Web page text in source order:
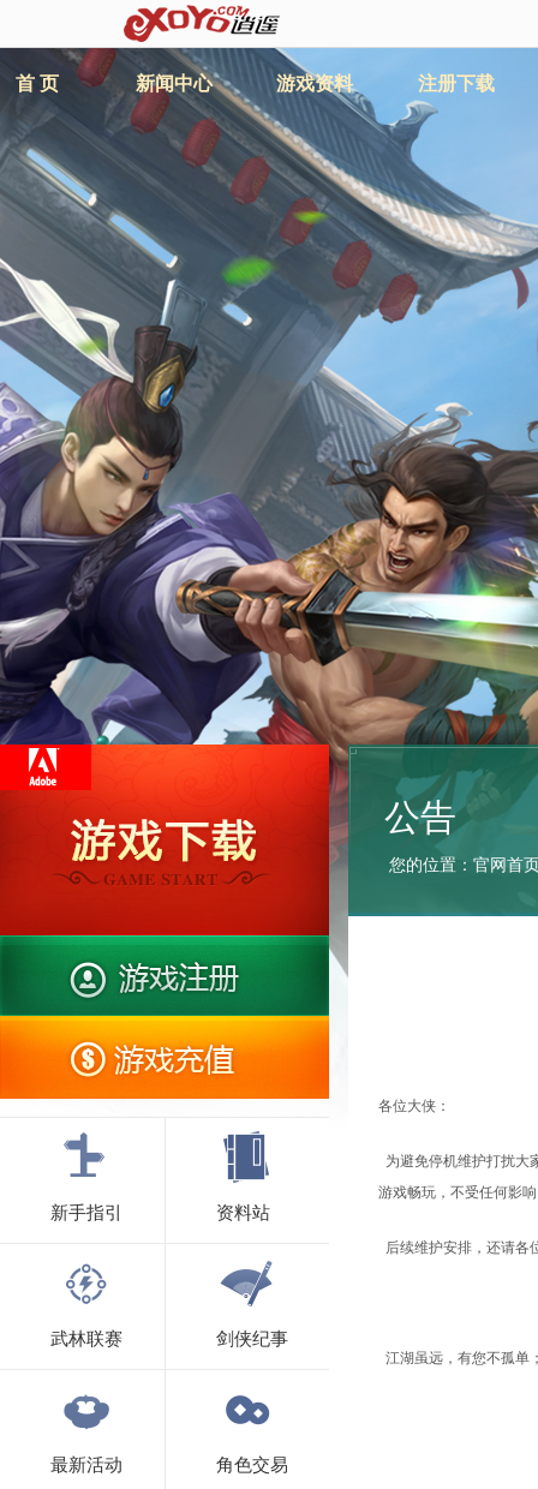
首 页 新闻中心 游戏资料 注册下载
新手指引 资料站
武林联赛 剑侠纪事
最新活动 角色交易
公告
您的位置： 官网首
各位大侠：
为避免停机维护打扰大
游戏畅玩，不受任何影
后续维护安排，还请各
江湖虽远，有您不孤单